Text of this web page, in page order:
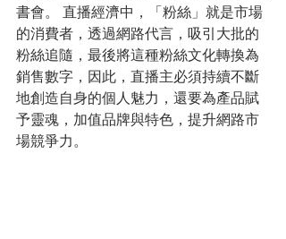
書會。 直播經濟中，「粉絲」就是市場
的消費者，透過網路代言，吸引大批的
粉絲追隨，最後將這種粉絲文化轉換為
銷售數字，因此，直播主必須持續不斷
地創造自身的個人魅力，還要為產品賦
予靈魂，加值品牌與特色，提升網路市
場競爭力。